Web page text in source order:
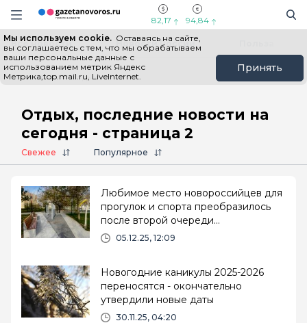
Информационный портал "ГазетаНоворос.ру"
Навигация сайта
82,17 94,84
Мы используем cookie. Оставаясь на сайте,
вы соглашаетесь с тем, что мы обрабатываем
ваши персональные данные с
использованием метрик Яндекс
Метрика,top.mail.ru, LiveInternet.
Принять
Все новости Новости России
Главная # Отдых
Отдых, последние новости на
сегодня - страница 2
Свежее Популярное
Любимое место новороссийцев для
прогулок и спорта преобразилось
после второй очереди
благоустройства
05.12.25, 12:09
Новогодние каникулы 2025-2026
переносятся - окончательно
утвердили новые даты
30.11.25, 04:20